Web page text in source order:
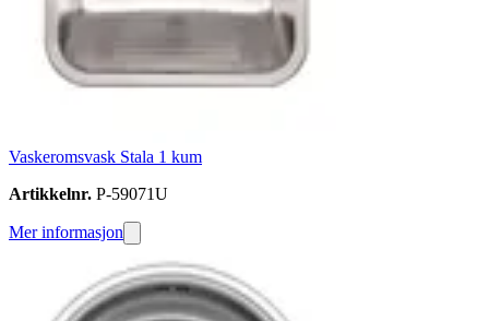
Vaskeromsvask Stala 1 kum
Artikkelnr. P-59071U
Mer informasjon